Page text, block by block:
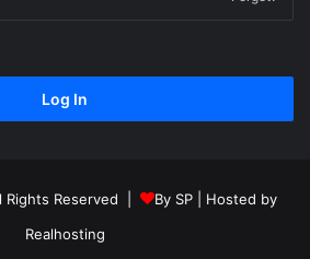
Log In
Reserved | By SP| Hosted by
Realhosting